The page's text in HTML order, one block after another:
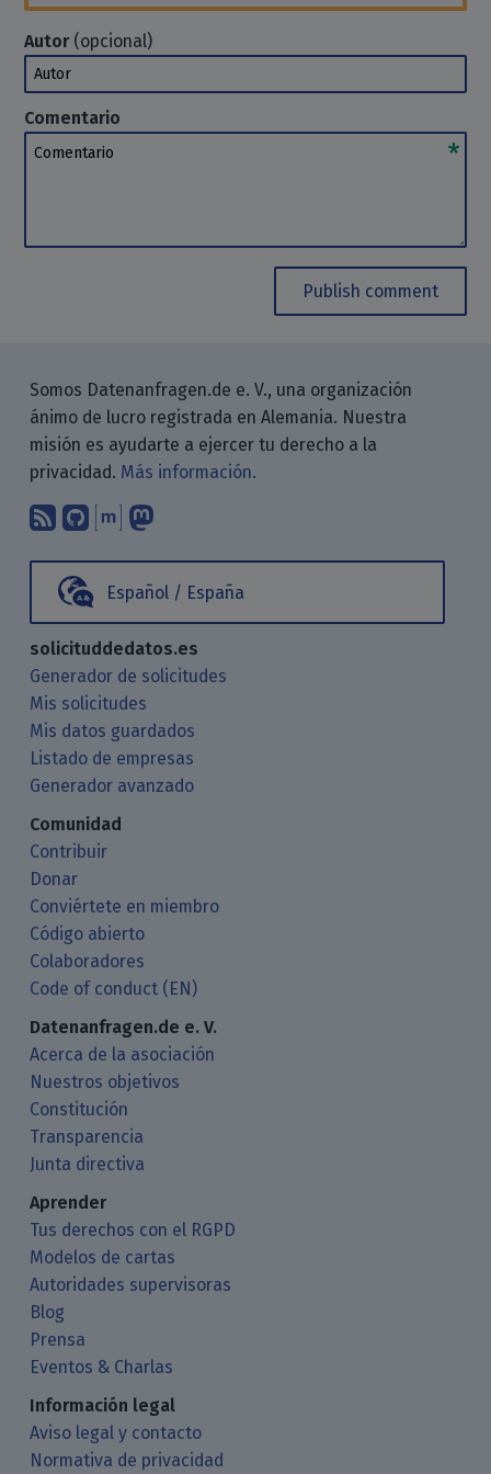
Autor(opcional)
Autor
Comentario
Comentario
Publish comment
Somos Datenanfragen.de e. V., una organización
ánimo de lucro registrada en Alemania. Nuestra
misión es ayudarte a ejercer tu derecho a la
privacidad. Más información.
Suscríbete a nuestro blog a través
Encuéntranos en GitHub
Encuéntranos en Matrix
Español / España
solicituddedatos.es
Generador de solicitudes
Mis solicitudes
Mis datos guardados
Listado de empresas
Generador avanzado
Comunidad
Contribuir
Donar
Conviértete en miembro
Código abierto
Colaboradores
Code of conduct (EN)
Datenanfragen.de e. V.
Acerca de la asociación
Nuestros objetivos
Constitución
Transparencia
Junta directiva
Aprender
Tus derechos con el RGPD
Modelos de cartas
Autoridades supervisoras
Blog
Prensa
Eventos & Charlas
Información legal
Aviso legal y contacto
Normativa de privacidad